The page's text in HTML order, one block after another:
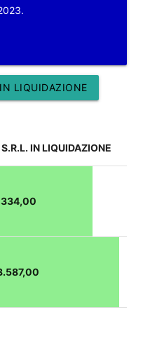
LIQUIDAZIONE
IN LIQUIDAZIONE